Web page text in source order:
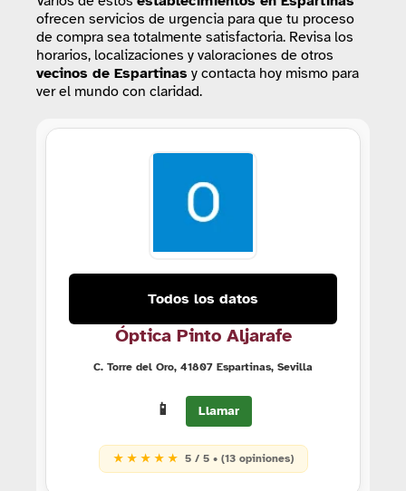
ofrecen servicios de urgencia para que tu proceso
de compra sea totalmente satisfactoria. Revisa los
horarios, localizaciones y valoraciones de otros
vecinos de Espartinas y contacta hoy mismo para
ver el mundo con claridad.
Todos los datos
Óptica Pinto Aljarafe
C. Torre del Oro, 41807 Espartinas, Sevilla
📱 Llamar
★ ★ ★ ★ ★ 5 / 5 • (13 opiniones)